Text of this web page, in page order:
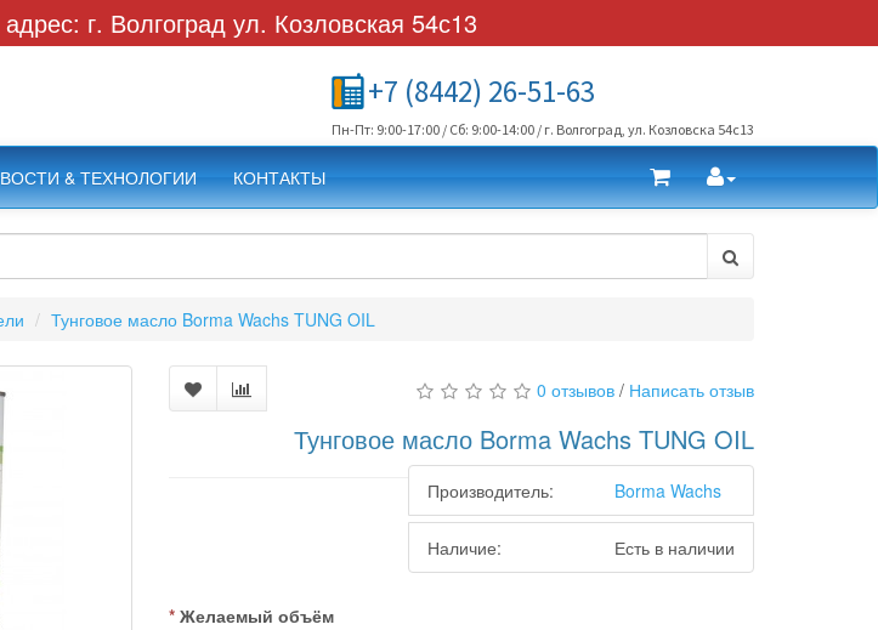
г. Волгоград ул. Козловская 54с13
+7 (8442) 26-51-63
Пн-Пт: 9:00-17:00 / Сб: 9:00-14:00 / г. Волгоград, ул. Козловска 54с13
& ТЕХНОЛОГИИ КОНТАКТЫ
Тунговое масло Borma Wachs TUNG OIL
0 отзывов / Написать отзыв
Тунговое масло Borma Wachs TUNG OIL
Производитель: Borma Wachs
Наличие: Есть в наличии
Желаемый объём